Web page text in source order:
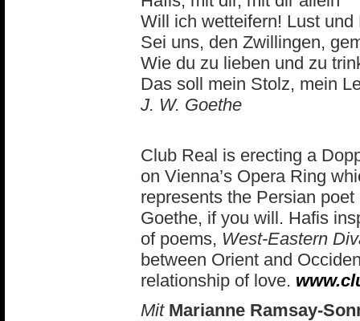
Will ich wetteifern! Lust und
Sei uns, den Zwillingen,
Wie du zu lieben und zu
Das soll mein Stolz, mein
J. W. Goethe
Club Real is erecting a
on Vienna’s Opera Ring
represents the Persian
Goethe, if you will. Hafis
of poems, West-Eastern
between Orient and
relationship of love.
Mit Marianne Ramsay-